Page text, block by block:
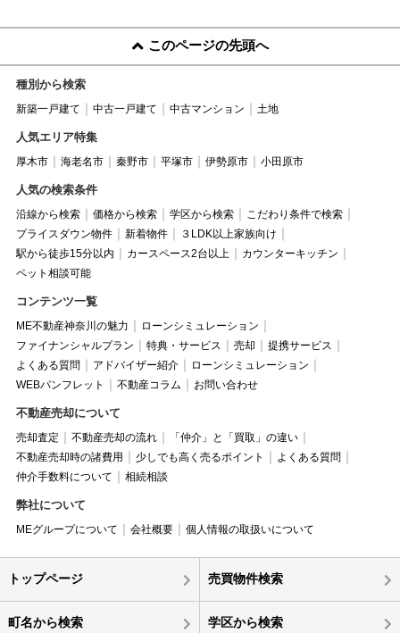
このページの先頭へ
種別から検索
新築一戸建て 中古一戸建て 中古マンション 土地
人気エリア特集
厚木市 海老名市 秦野市 平塚市 伊勢原市 小田原市
人気の検索条件
沿線から検索 価格から検索 学区から検索
こだわり条件で検索
プライスダウン物件
新着物件
３LDK以上家族向け
駅から徒歩15分以内
カースペース2台以上
カウンターキッチン
ペット相談可能
コンテンツ一覧
ME不動産神奈川の魅力
ローンシミュレーション
ファイナンシャルプラン
特典・サービス 売却
提携サービス
よくある質問
アドバイザー紹介
ローンシミュレーション
WEBパンフレット
不動産コラム お問い合わせ
不動産売却について
売却査定 不動産売却の流れ
「仲介」と「買取」の違い
不動産売却時の諸費用
少しでも高く売るポイント
よくある質問
仲介手数料について
相続相談
弊社について
MEグループについて 会社概要 個人情報の取扱いについて
トップページ 売買物件検索
町名から検索 学区から検索